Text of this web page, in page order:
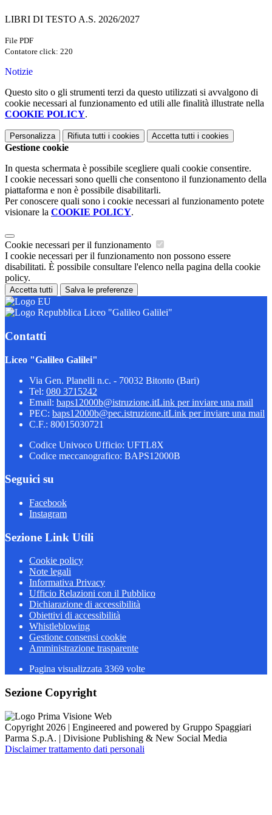
LIBRI DI TESTO A.S. 2026/2027
File PDF
Contatore click: 220
Notizie
Questo sito o gli strumenti terzi da questo utilizzati si avvalgono di
cookie necessari al funzionamento ed utili alle finalità illustrate nella
COOKIE POLICY.
Personalizza Rifiuta tutti i cookies Accetta tutti i cookies
Gestione cookie
In questa schermata è possibile scegliere quali cookie consentire.
I cookie necessari sono quelli che consentono il funzionamento della
piattaforma e non è possibile disabilitarli.
Per conoscere quali sono i cookie necessari al funzionamento potete
visionare la COOKIE POLICY.
Cookie necessari per il funzionamento
I cookie necessari per il funzionamento non possono essere
disabilitati. È possibile consultare l'elenco nella pagina della cookie
policy.
Accetta tutti Salva le preferenze
Liceo "Galileo Galilei"
Contatti
Liceo "Galileo Galilei"
Via Gen. Planelli n.c. - 70032 Bitonto (Bari)
Tel: 080 3715242
Email: baps12000b@istruzione.itLink per inviare una mail
PEC: baps12000b@pec.istruzione.itLink per inviare una mail
C.F.: 80015030721
Codice Univoco Ufficio: UFTL8X
Codice meccanografico: BAPS12000B
Seguici su
Facebook
Instagram
Sezione Link Utili
Cookie policy
Note legali
Informativa Privacy
Ufficio Relazioni con il Pubblico
Dichiarazione di accessibilità
Obiettivi di accessibilità
Whistleblowing
Gestione consensi cookie
Amministrazione trasparente
Pagina visualizzata 3369 volte
Sezione Copyright
Copyright 2026 | Engineered and powered by Gruppo Spaggiari
Parma S.p.A. | Divisione Publishing & New Social Media
Disclaimer trattamento dati personali